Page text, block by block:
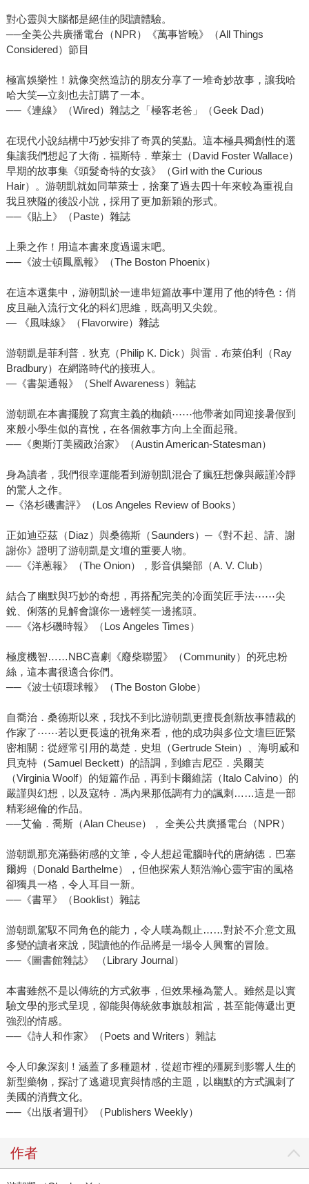
對心靈與大腦都是絕佳的閱讀體驗。
──全美公共廣播電台（NPR）《萬事皆曉》（All Things
Considered）節目
極富娛樂性！就像突然造訪的朋友分享了一堆奇妙故事，讓我哈
哈大笑—立刻也去訂購了一本。
──《連線》（Wired）雜誌之「極客老爸」（Geek Dad）
在現代小說結構中巧妙安排了奇異的笑點。這本極具獨創性的選
集讓我們想起了大衛．福斯特．華萊士（David Foster Wallace）
早期的故事集《頭髮奇特的女孩》（Girl with the Curious
Hair）。游朝凱就如同華萊士，捨棄了過去四十年來較為重視自
我且狹隘的後設小說，採用了更加新穎的形式。
──《貼上》（Paste）雜誌
上乘之作！用這本書來度過週末吧。
──《波士頓鳳凰報》（The Boston Phoenix）
在這本選集中，游朝凱於一連串短篇故事中運用了他的特色：俏
皮且融入流行文化的科幻思維，既高明又尖銳。
— 《風味線》（Flavorwire）雜誌
游朝凱是菲利普．狄克（Philip K. Dick）與雷．布萊伯利（Ray
Bradbury）在網路時代的接班人。
—《書架通報》（Shelf Awareness）雜誌
游朝凱在本書擺脫了寫實主義的枷鎖⋯⋯他帶著如同迎接暑假到
來般小學生似的喜悅，在各個敘事方向上全面起飛。
──《奧斯汀美國政治家》（Austin American-Statesman）
身為讀者，我們很幸運能看到游朝凱混合了瘋狂想像與嚴謹冷靜
的驚人之作。
─《洛杉磯書評》（Los Angeles Review of Books）
正如迪亞茲（Diaz）與桑德斯（Saunders）─《對不起、請、謝
謝你》證明了游朝凱是文壇的重要人物。
──《洋蔥報》（The Onion），影音俱樂部（A. V. Club）
結合了幽默與巧妙的奇想，再搭配完美的冷面笑匠手法⋯⋯尖
銳、俐落的見解會讓你一邊輕笑一邊搖頭。
──《洛杉磯時報》（Los Angeles Times）
極度機智……NBC喜劇《廢柴聯盟》（Community）的死忠粉
絲，這本書很適合你們。
──《波士頓環球報》（The Boston Globe）
自喬治．桑德斯以來，我找不到比游朝凱更擅長創新故事體裁的
作家了⋯⋯若以更長遠的視角來看，他的成功與多位文壇巨匠緊
密相關：從經常引用的葛楚．史坦（Gertrude Stein）、海明威和
貝克特（Samuel Beckett）的語調，到維吉尼亞．吳爾芙
（Virginia Woolf）的短篇作品，再到卡爾維諾（Italo Calvino）的
嚴謹與幻想，以及寇特．馮內果那低調有力的諷刺……這是一部
精彩絕倫的作品。
──艾倫．喬斯（Alan Cheuse）， 全美公共廣播電台（NPR）
游朝凱那充滿藝術感的文筆，令人想起電腦時代的唐納德．巴塞
爾姆（Donald Barthelme），但他探索人類浩瀚心靈宇宙的風格
卻獨具一格，令人耳目一新。
──《書單》（Booklist）雜誌
游朝凱駕馭不同角色的能力，令人嘆為觀止……對於不介意文風
多變的讀者來說，閱讀他的作品將是一場令人興奮的冒險。
──《圖書館雜誌》 （Library Journal）
本書雖然不是以傳統的方式敘事，但效果極為驚人。雖然是以實
驗文學的形式呈現，卻能與傳統敘事旗鼓相當，甚至能傳遞出更
強烈的情感。
──《詩人和作家》（Poets and Writers）雜誌
令人印象深刻！涵蓋了多種題材，從超市裡的殭屍到影響人生的
新型藥物，探討了逃避現實與情感的主題，以幽默的方式諷刺了
美國的消費文化。
──《出版者週刊》（Publishers Weekly）
作者